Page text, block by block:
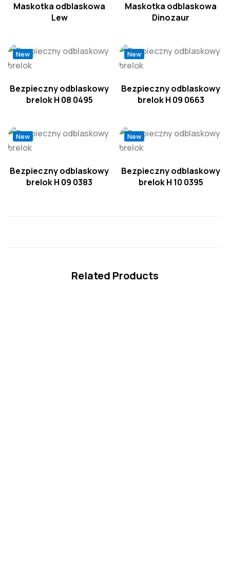
Maskotka odblaskowa
Lew
Maskotka odblaskowa
Dinozaur
New
Bezpieczny odblaskowy
brelok H 08 0495
New
Bezpieczny odblaskowy
brelok H 09 0663
New
Bezpieczny odblaskowy
brelok H 09 0383
New
Bezpieczny odblaskowy
brelok H 10 0395
Related Products